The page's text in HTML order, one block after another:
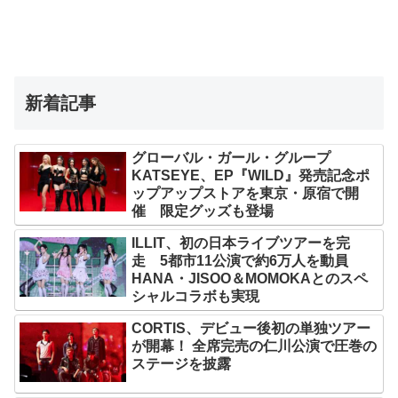
新着記事
グローバル・ガール・グループ
KATSEYE、EP『WILD』発売記念ポ
ップアップストアを東京・原宿で開
催 限定グッズも登場
ILLIT、初の日本ライブツアーを完
走 5都市11公演で約6万人を動員
HANA・JISOO＆MOMOKAとのスペ
シャルコラボも実現
CORTIS、デビュー後初の単独ツアー
が開幕！ 全席完売の仁川公演で圧巻の
ステージを披露